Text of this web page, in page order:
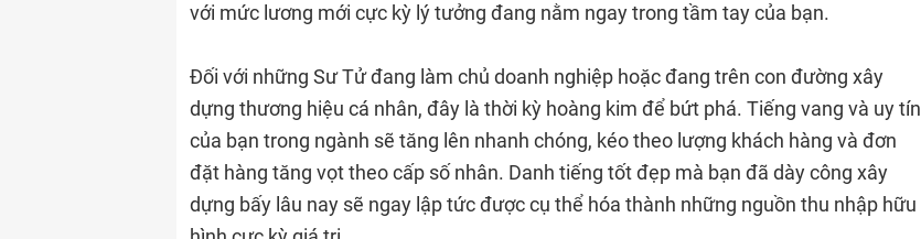
với mức lương mới cực kỳ lý tưởng đang nằm ngay trong tầm tay của bạn.
Đối với những Sư Tử đang làm chủ doanh nghiệp hoặc đang trên con đường xây
dựng thương hiệu cá nhân, đây là thời kỳ hoàng kim để bứt phá. Tiếng vang và uy tín
của bạn trong ngành sẽ tăng lên nhanh chóng, kéo theo lượng khách hàng và đơn
đặt hàng tăng vọt theo cấp số nhân. Danh tiếng tốt đẹp mà bạn đã dày công xây
dựng bấy lâu nay sẽ ngay lập tức được cụ thể hóa thành những nguồn thu nhập hữu